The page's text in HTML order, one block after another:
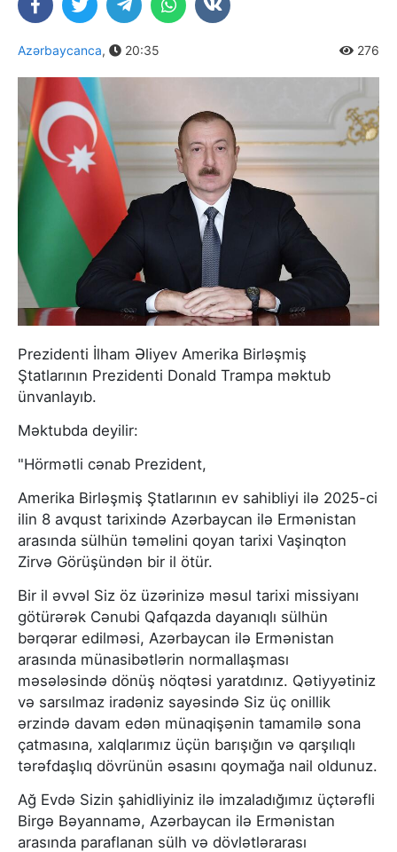
Azərbaycanca, 20:35 276
Prezidenti İlham Əliyev Amerika Birləşmiş
Ştatlarının Prezidenti Donald Trampa məktub
ünvanlayıb.
Məktubda deyilir:
"Hörmətli cənab Prezident,
Amerika Birləşmiş Ştatlarının ev sahibliyi ilə 2025-ci
ilin 8 avqust tarixində Azərbaycan ilə Ermənistan
arasında sülhün təməlini qoyan tarixi Vaşinqton
Zirvə Görüşündən bir il ötür.
Bir il əvvəl Siz öz üzərinizə məsul tarixi missiyanı
götürərək Cənubi Qafqazda dayanıqlı sülhün
bərqərar edilməsi, Azərbaycan ilə Ermənistan
arasında münasibətlərin normallaşması
məsələsində dönüş nöqtəsi yaratdınız. Qətiyyətiniz
və sarsılmaz iradəniz sayəsində Siz üç onillik
ərzində davam edən münaqişənin tamamilə sona
çatmasına, xalqlarımız üçün barışığın və qarşılıqlı
tərəfdaşlıq dövrünün əsasını qoymağa nail oldunuz.
Ağ Evdə Sizin şahidliyiniz ilə imzaladığımız üçtərəfli
Birgə Bəyannamə, Azərbaycan ilə Ermənistan
arasında paraflanan sülh və dövlətlərarası